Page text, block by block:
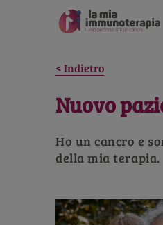
Indietro
Nuovo
Ho un cancro e
della mia terapia.